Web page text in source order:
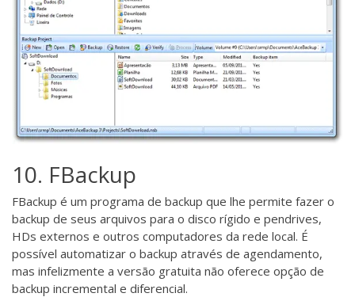
10. FBackup
FBackup é um programa de backup que lhe permite fazer o
backup de seus arquivos para o disco rígido e pendrives,
HDs externos e outros computadores da rede local. É
possível automatizar o backup através de agendamento,
mas infelizmente a versão gratuita não oferece opção de
backup incremental e diferencial.